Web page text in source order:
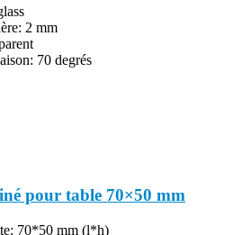
2 mm
70 degrés
pour table 70×50 mm
70*50 mm (l*h)